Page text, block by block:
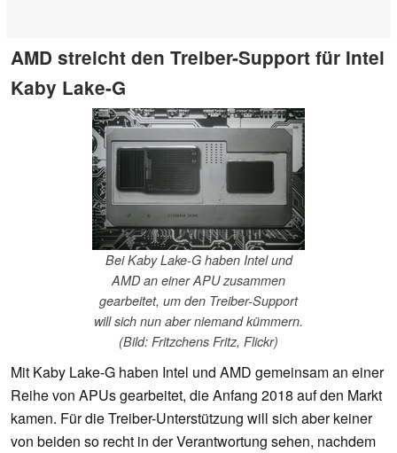
AMD streicht den Treiber-Support für Intel
Kaby Lake-G
Bei Kaby Lake-G haben Intel und
AMD an einer APU zusammen
gearbeitet, um den Treiber-Support
will sich nun aber niemand kümmern.
(Bild: Fritzchens Fritz, Flickr)
Mit Kaby Lake-G haben Intel und AMD gemeinsam an einer
Reihe von APUs gearbeitet, die Anfang 2018 auf den Markt
kamen. Für die Treiber-Unterstützung will sich aber keiner
von beiden so recht in der Verantwortung sehen, nachdem